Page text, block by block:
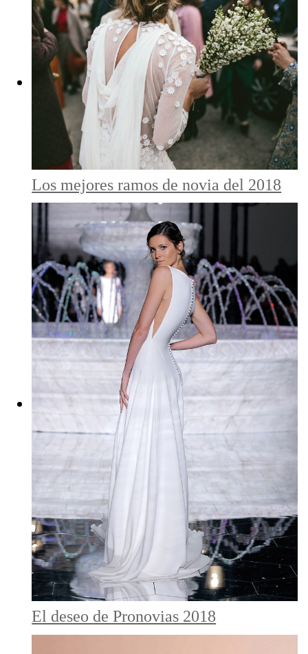
Los mejores ramos de novia del 2018
El deseo de Pronovias 2018